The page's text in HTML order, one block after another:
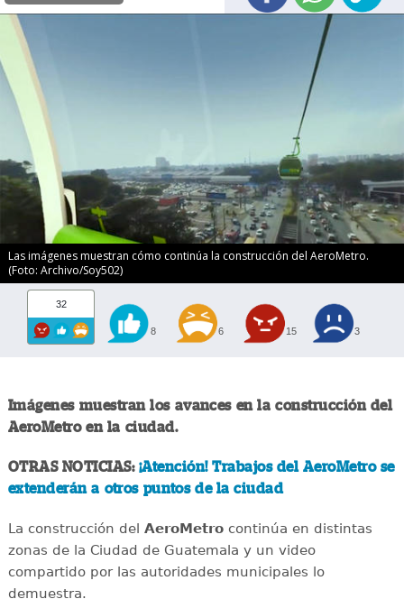
Las imágenes muestran cómo continúa la construcción del AeroMetro.
(Foto: Archivo/Soy502)
32
8 6 15 3
Imágenes muestran los avances en la construcción del
AeroMetro en la ciudad.
OTRAS NOTICIAS: ¡Atención! Trabajos del AeroMetro se
extenderán a otros puntos de la ciudad
La construcción del AeroMetrocontinúa en distintas
zonas de la Ciudad de Guatemala y un video
compartido por las autoridades municipales lo
demuestra.